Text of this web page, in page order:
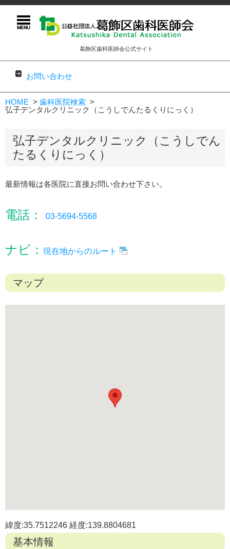
葛飾区歯科医師会公式サイト
お問い合わせ
コンテンツに移動
HOME
歯科医院検索
弘子デンタルクリニック（こうしでんたるくりにっく）
弘子デンタルクリニック（こうしでん
たるくりにっく）
最新情報は各医院に直接お問い合わせ下さい。
電話： 03-5694-5568
ナビ： 現在地からのルート
マップ
緯度:35.7512246 経度:139.8804681
基本情報